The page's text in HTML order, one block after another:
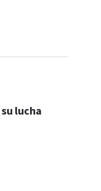
lucha